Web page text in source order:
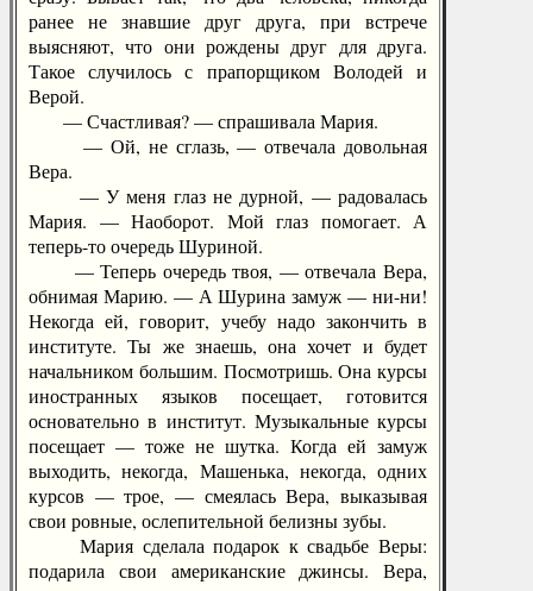
ранее не знавшие друг друга, при встрече
выясняют, что они рождены друг для друга.
Такое случилось с прапорщиком Володей и
Верой.
— Счастливая? — спрашивала Мария.
— Ой, не сглазь, — отвечала довольная
Вера.
— У меня глаз не дурной, — радовалась
Мария. — Наоборот. Мой глаз помогает. А
теперь-то очередь Шуриной.
— Теперь очередь твоя, — отвечала Вера,
обнимая Марию. — А Шурина замуж — ни-ни!
Некогда ей, говорит, учебу надо закончить в
институте. Ты же знаешь, она хочет и будет
начальником большим. Посмотришь. Она курсы
иностранных языков посещает, готовится
основательно в институт. Музыкальные курсы
посещает — тоже не шутка. Когда ей замуж
выходить, некогда, Машенька, некогда, одних
курсов — трое, — смеялась Вера, выказывая
свои ровные, ослепительной белизны зубы.
Мария сделала подарок к свадьбе Веры:
подарила свои американские джинсы. Вера,